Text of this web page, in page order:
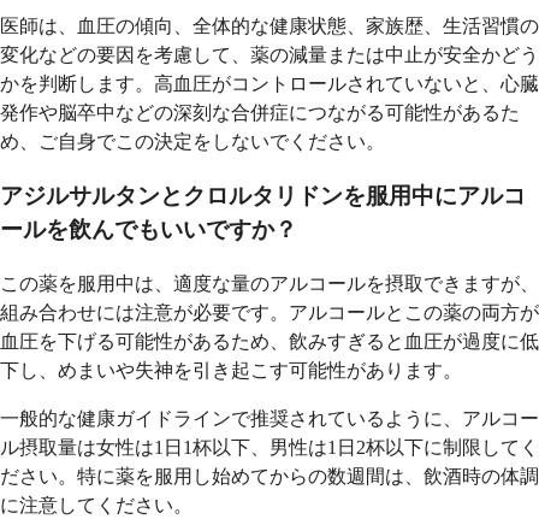
医師は、血圧の傾向、全体的な健康状態、家族歴、生活習慣の
変化などの要因を考慮して、薬の減量または中止が安全かどう
かを判断します。高血圧がコントロールされていないと、心臓
発作や脳卒中などの深刻な合併症につながる可能性があるた
め、ご自身でこの決定をしないでください。
アジルサルタンとクロルタリドンを服用中にアルコ
ールを飲んでもいいですか？
この薬を服用中は、適度な量のアルコールを摂取できますが、
組み合わせには注意が必要です。アルコールとこの薬の両方が
血圧を下げる可能性があるため、飲みすぎると血圧が過度に低
下し、めまいや失神を引き起こす可能性があります。
一般的な健康ガイドラインで推奨されているように、アルコー
ル摂取量は女性は1日1杯以下、男性は1日2杯以下に制限してく
ださい。特に薬を服用し始めてからの数週間は、飲酒時の体調
に注意してください。